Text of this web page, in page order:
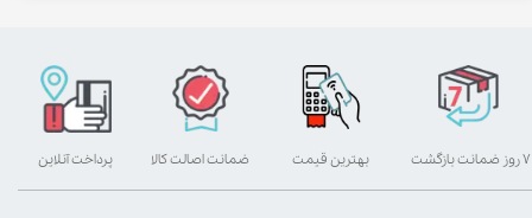
بهترین قیمت پرداخت آنلاین ۷ روز ضمانت بازگشت ضمانت اصالت کالا